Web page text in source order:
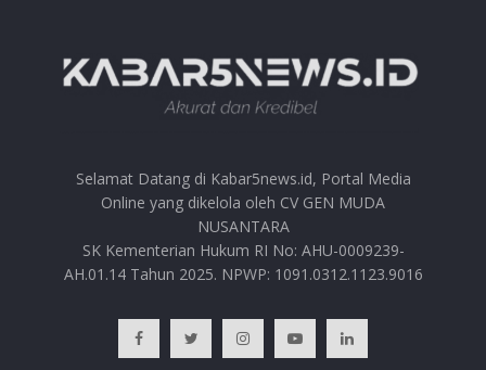
Selamat Datang di Kabar5news.id, Portal Media
Online yang dikelola oleh CV GEN MUDA
NUSANTARA
SK Kementerian Hukum RI No: AHU-0009239-
AH.01.14 Tahun 2025. NPWP: 1091.0312.1123.9016